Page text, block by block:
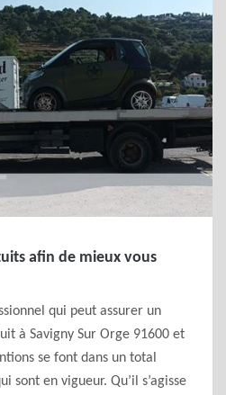
afin de mieux vous
qui peut assurer un
à Savigny Sur Orge 91600 et
se font dans un total
sont en vigueur. Qu’il s’agisse